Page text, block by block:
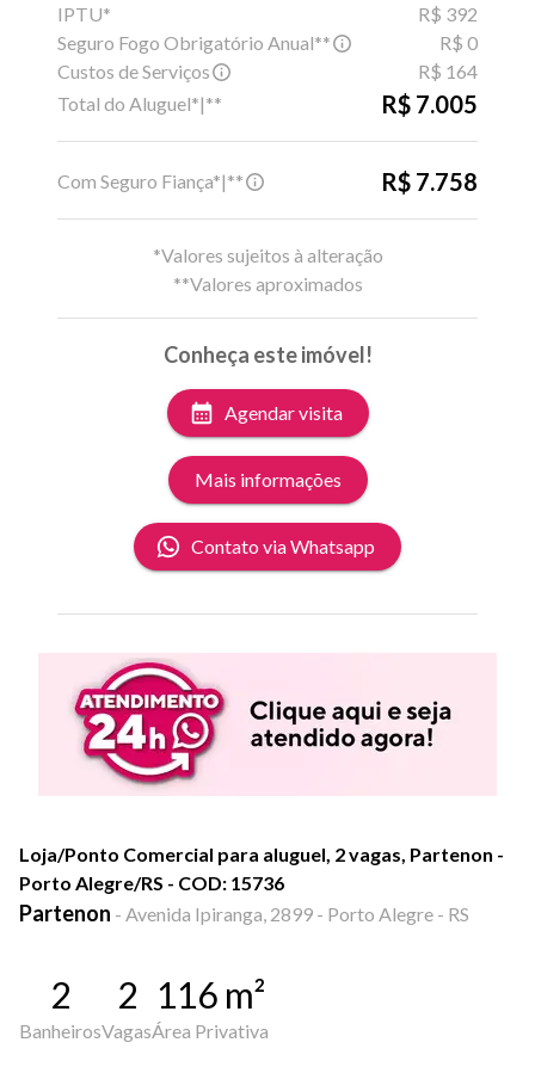
IPTU*
R$ 392
Seguro Fogo Obrigatório Anual**
R$ 0
Custos de Serviços
R$ 164
Total do Aluguel*|**
R$ 7.005
Com Seguro Fiança*|** R$ 7.758
*Valores sujeitos à alteração
**Valores aproximados
Conheça este imóvel!
Agendar visita
Mais informações
Contato via Whatsapp
Loja/Ponto Comercial para aluguel, 2 vagas, Partenon -
Porto Alegre/RS - COD: 15736
Partenon - Avenida Ipiranga, 2899 - Porto Alegre - RS
2
Banheiros
2
Vagas
116 m²
Área Privativa